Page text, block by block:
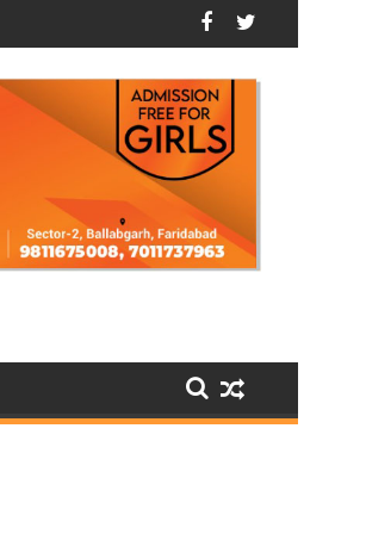
सेक्सटॉर्शन गैंग का भंडाफोड़, वीडियो कॉल से करते थे